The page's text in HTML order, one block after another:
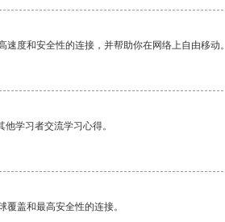
度和安全性的连接，并帮助你在网络上自由移动。
学习者交流学习心得。
盖和最高安全性的连接。